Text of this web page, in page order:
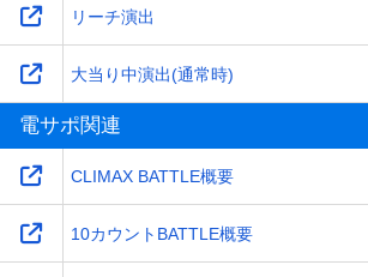
リーチ演出
大当り中演出(通常時)
電サポ関連
CLIMAX BATTLE概要
10カウントBATTLE概要